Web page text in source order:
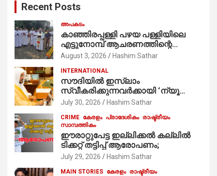
Recent Posts
അപകടം
കാഞ്ഞിരപ്പള്ളി പഴയ പള്ളിയിലെ
എട്ടുനോമ്പ് ആചരണത്തിന്റെ
ഭാഗമായുള്ള പന്തലിന്റെ കാൽനാട്ട്
കുര്യൻ താമരശ്ശേരി
നിർവഹിക്കുന്നു.
August 3, 2026 Hashim Sathar
INTERNATIONAL
സൗദിയില്‍ ഇസ്‌ലാം
സ്വീകരിക്കുന്നവര്‍ക്കായി ‘ന്യൂ
മുസ്ലിം’ ഡിജിറ്റല്‍ കാര്‍ഡ് സേവനം
July 30, 2026 Hashim Sathar
CRIME കേരളം പ്രാദേശികം രാഷ്ട്രീയം
സാമ്പത്തികം
ഈരാറ്റുപേട്ട ഇല്ലിക്കൽ കല്ലിൽ
ടിക്കറ്റ് തട്ടിപ്പ് ആരോപണം;
July 29, 2026 Hashim Sathar
MAIN STORIES കേരളം രാഷ്ട്രീയം